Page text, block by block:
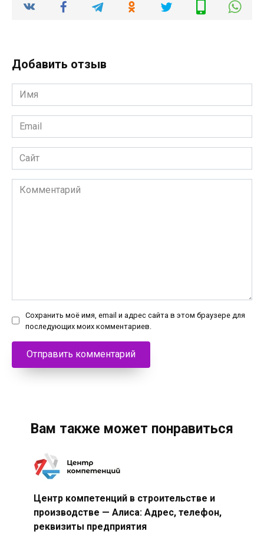
Добавить отзыв
Имя
*
Email
*
Сайт
Комментарий
Сохранить моё имя, email и адрес сайта в этом браузере для
последующих моих комментариев.
Вам также может понравиться
Центр компетенций в строительстве и
производстве — Алиса: Адрес, телефон,
реквизиты предприятия